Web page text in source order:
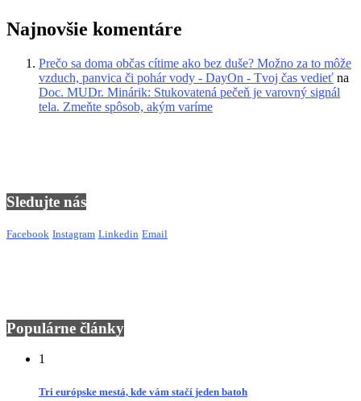
Najnovšie komentáre
Prečo sa doma občas cítime ako bez duše? Možno za to môže
vzduch, panvica či pohár vody - DayOn - Tvoj čas vedieť na
Doc. MUDr. Minárik: Stukovatená pečeň je varovný signál
tela. Zmeňte spôsob, akým varíme
Sledujte nás
Facebook Instagram Linkedin Email
Populárne články
1
Tri európske mestá, kde vám stačí jeden batoh